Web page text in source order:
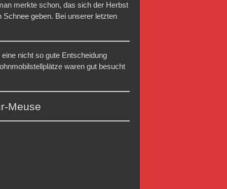
merkte schon, das sich der Herbst
geben. Bei unserer letzten
nicht so gute Entscheidung
waren gut besucht
Meuse